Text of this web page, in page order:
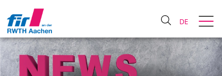
DE